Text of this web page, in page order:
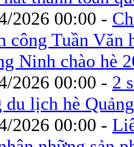
2026 00:00 -
công Tuần Văn
Ninh chào hè
2026 00:00 - 2
du lịch hè
2026 00:00 -